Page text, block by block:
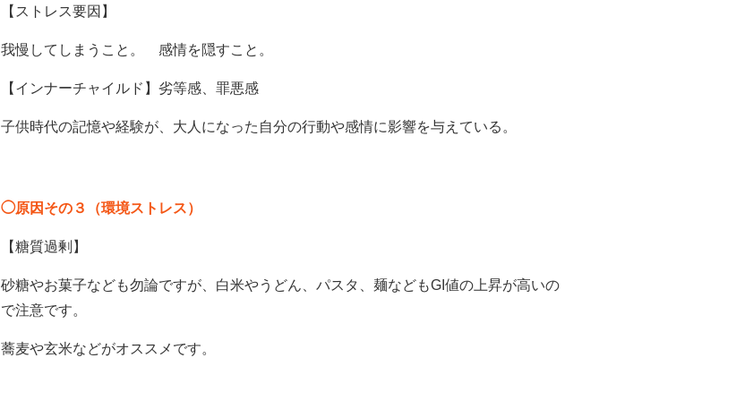
【ストレス要因】
我慢してしまうこと。 感情を隠すこと。
【インナーチャイルド】劣等感、罪悪感
子供時代の記憶や経験が、大人になった自分の行動や感情に影響を与えている。
◯原因その３（環境ストレス）
【糖質過剰】
砂糖やお菓子なども勿論ですが、白米やうどん、パスタ、麺などもGI値の上昇が高いの
で注意です。
蕎麦や玄米などがオススメです。